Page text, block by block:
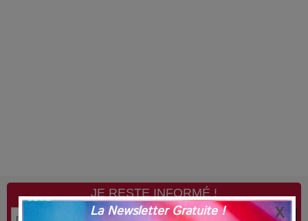
JE RESTE INFORMÉ !
La Newsletter Gratuite !